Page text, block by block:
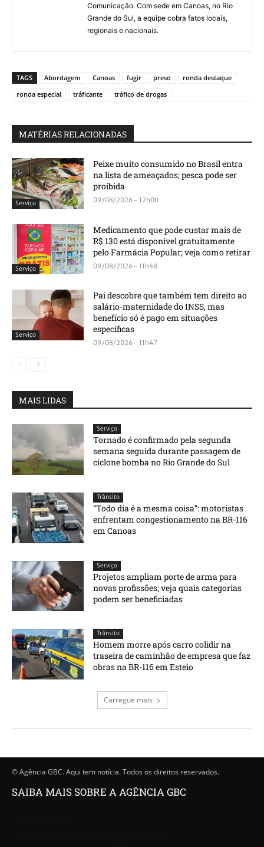
Comunicação. Com sede em Canoas, no Rio
Grande do Sul, a equipe cobra fatos locais,
regionais e nacionais.
TAGS Abordagem Canoas fugir preso
ronda destaque
ronda especial
tráficante tráfico de drogas
MATÉRIAS RELACIONADAS
Serviço
Peixe muito consumido no Brasil entra
na lista de ameaçados; pesca pode ser
proibida
09/08/2026 - 12h00
Serviço
Medicamento que pode custar mais de
R$ 130 está disponível gratuitamente
pelo Farmácia Popular; veja como retirar
09/08/2026 - 11h48
Serviço
Pai descobre que também tem direito ao
salário-maternidade do INSS, mas
benefício só é pago em situações
específicas
09/08/2026 - 11h47
MAIS LIDAS
Serviço
Tornado é confirmado pela segunda
semana seguida durante passagem de
ciclone bomba no Rio Grande do Sul
Trânsito
“Todo dia é a mesma coisa”: motoristas
enfrentam congestionamento na BR-116
em Canoas
Serviço
Projetos ampliam porte de arma para
novas profissões; veja quais categorias
podem ser beneficiadas
Trânsito
Homem morre após carro colidir na
traseira de caminhão de empresa que faz
obras na BR-116 em Esteio
Carregue mais
© Agência GBC. Aqui tem notícia. Todos os direitos reservados.
SAIBA MAIS SOBRE A AGÊNCIA GBC